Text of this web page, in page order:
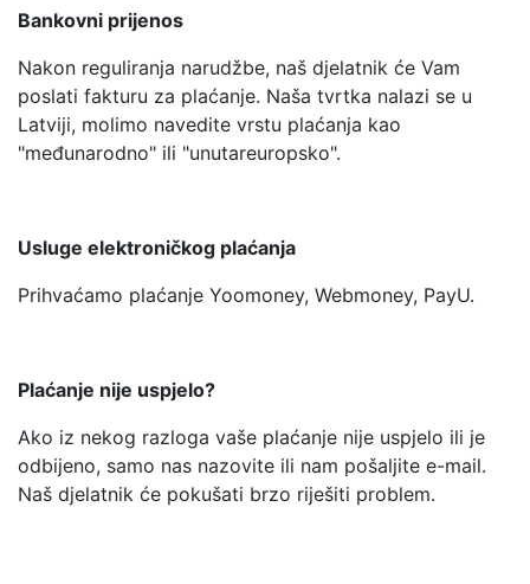
Bankovni prijenos
Nakon reguliranja narudžbe, naš djelatnik će Vam
poslati fakturu za plaćanje. Naša tvrtka nalazi se u
Latviji, molimo navedite vrstu plaćanja kao
"međunarodno" ili "unutareuropsko".
Usluge elektroničkog plaćanja
Prihvaćamo plaćanje Yoomoney, Webmoney, PayU.
Plaćanje nije uspjelo?
Ako iz nekog razloga vaše plaćanje nije uspjelo ili je
odbijeno, samo nas nazovite ili nam pošaljite e-mail.
Naš djelatnik će pokušati brzo riješiti problem.